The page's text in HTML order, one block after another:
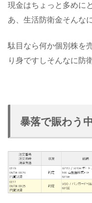
現金はちょっと多めに
あ、生活防衛金そんな
駄目なら何か個別株を
り身ですしそんなに防
暴落で賑わう